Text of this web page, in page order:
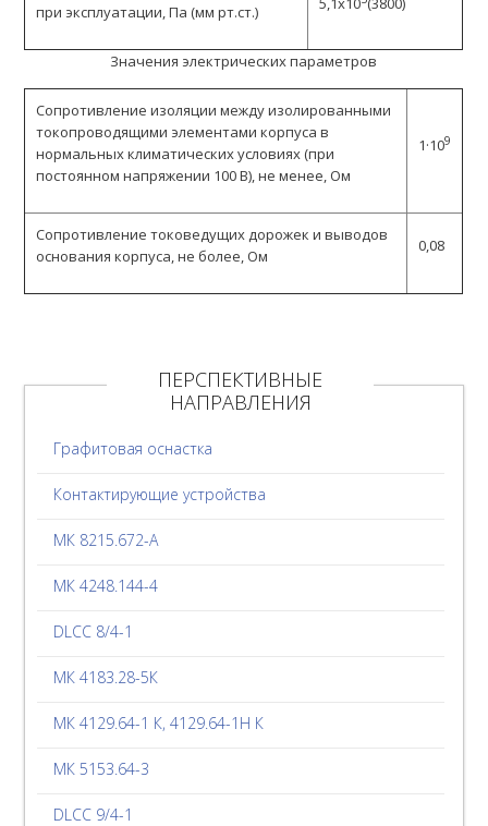
при эксплуатации, Па (мм рт.ст.)
Значения электрических параметров
Сопротивление изоляции между изолированными
токопроводящими элементами корпуса в
нормальных климатических условиях (при
постоянном напряжении 100 В), не менее, Ом
1·109
Сопротивление токоведущих дорожек и выводов
основания корпуса, не более, Ом
0,08
ПЕРСПЕКТИВНЫЕ
НАПРАВЛЕНИЯ
Графитовая оснастка
Контактирующие устройства
МК 8215.672-А
МК 4248.144-4
DLCC 8/4-1
МК 4183.28-5К
МК 4129.64-1 К, 4129.64-1Н К
МК 5153.64-3
DLCC 9/4-1